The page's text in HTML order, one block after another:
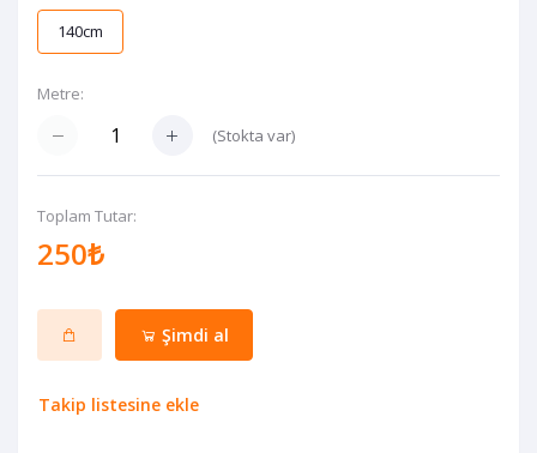
140cm
Metre:
(Stokta var)
Toplam Tutar:
250₺
Şimdi al
Takip listesine ekle